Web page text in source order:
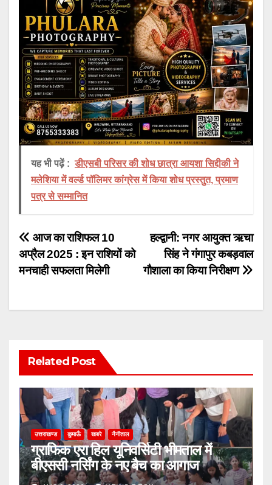
यह भी पढ़ें : डीएसबी परिसर की शोध छात्रा आयशा सिद्दीकी ने
मलेशिया में वर्ल्ड पॉलिमर कांग्रेस में किया शोध प्रस्तुत, प्रमाण
पत्र से सम्मानित
Post
navigation
हल्द्वानी: नगर आयुक्त ऋचा
सिंह ने गंगापुर कबड़वाल
गौशाला का किया निरीक्षण
आज का राशिफल 10
अप्रैल 2025 : इन राशियों को
मनचाही सफलता मिलेगी
Related Post
उत्तराखण्ड कुमाऊँ खबरे नैनीताल
ग्राफिक एरा हिल यूनिवर्सिटी भीमताल में
बीएससी नर्सिंग के नए बैच का आगाज